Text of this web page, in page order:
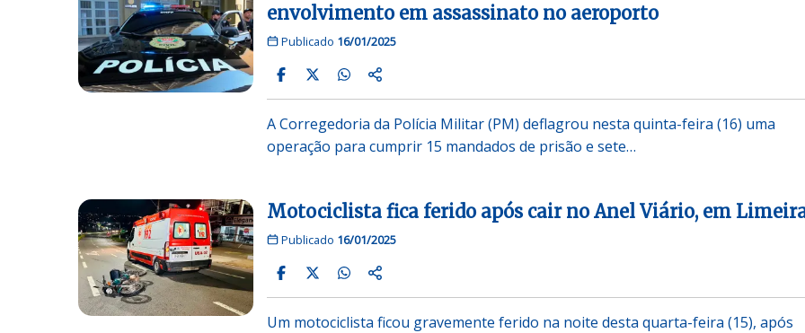
envolvimento em assassinato no aeroporto
Publicado 16/01/2025
A Corregedoria da Polícia Militar (PM) deflagrou nesta quinta-feira (16) uma
operação para cumprir 15 mandados de prisão e sete…
Motociclista fica ferido após cair no Anel Viário, em
Publicado 16/01/2025
Um motociclista ficou gravemente ferido na noite desta quarta-feira (15), após